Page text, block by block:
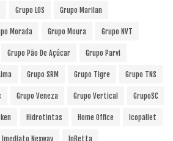
Grupo LOS Grupo Marilan
Morada Grupo Moura Grupo NVT
Grupo Pão De Açúcar Grupo Parvi
Grupo SRM Grupo Tigre Grupo TNS
Grupo Veneza Grupo Vertical GrupoSC
Hidrotintas Home Office Icopallet
Imediato Nexway InBetta